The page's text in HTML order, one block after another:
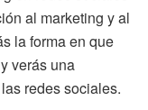
al marketing y al
la forma en que
verás una
redes sociales.